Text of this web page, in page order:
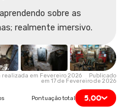
sobre as
realmente imersivo.
em Fevereiro 2026 Publicado
em 17 de Fevereiro de 2026
Pontuação total 5,00